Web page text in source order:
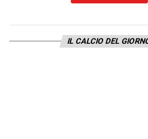
IL CALCIO DEL